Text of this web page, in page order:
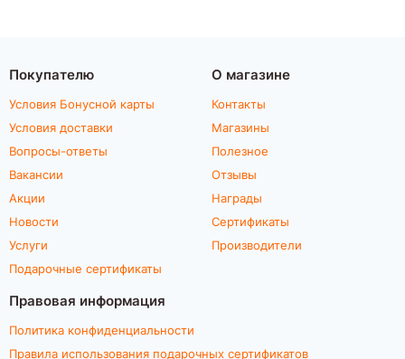
Покупателю
Условия Бонусной карты
Условия доставки
Вопросы-ответы
Вакансии
Акции
Новости
Услуги
Подарочные сертификаты
О магазине
Контакты
Магазины
Полезное
Отзывы
Награды
Сертификаты
Производители
Правовая информация
Политика конфиденциальности
Правила использования подарочных сертификатов